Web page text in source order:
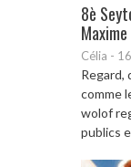
8è
Célia -
Regard,
comme
wolof
publics